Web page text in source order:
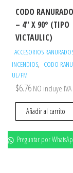
CODO
– 4″ X 90° (TIPO
VICTAULIC)
ACCESORIOS
INCENDIOS, CODO
UL/FM
$6.76 NO incluye IVA
Añadir al carrito
Preguntar por